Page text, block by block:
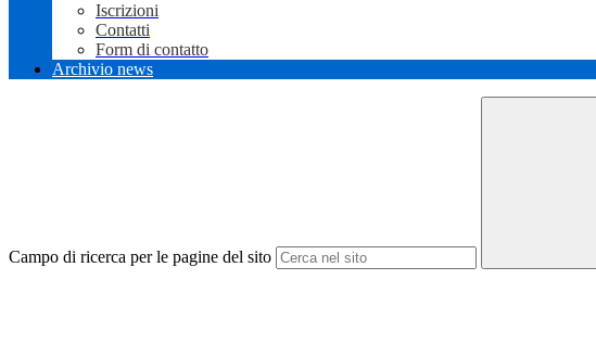
Iscrizioni
Contatti
Form di contatto
Archivio news
Campo di ricerca per le pagine del sito